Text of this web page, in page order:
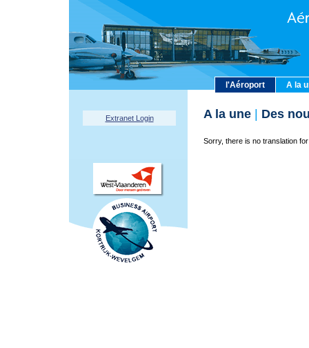
l'Aéroport A la
Extranet Login A la une Des
Sorry, there is no translation